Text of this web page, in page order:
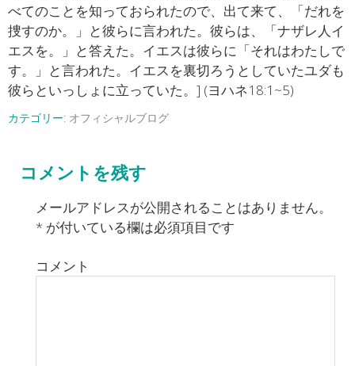
べてのことを知っておられたので、出て来て、「だれを
捜すのか。」と彼らに言われた。彼らは、「ナザレ人イ
エスを。」と答えた。イエスは彼らに「それはわたしで
す。」と言われた。イエスを裏切ろうとしていたユダも
彼らといっしょに立っていた。] (ヨハネ18:1~5)
カテゴリー: オフィシャルブログ
コメントを残す
メールアドレスが公開されることはありません。
* が付いている欄は必須項目です
コメント